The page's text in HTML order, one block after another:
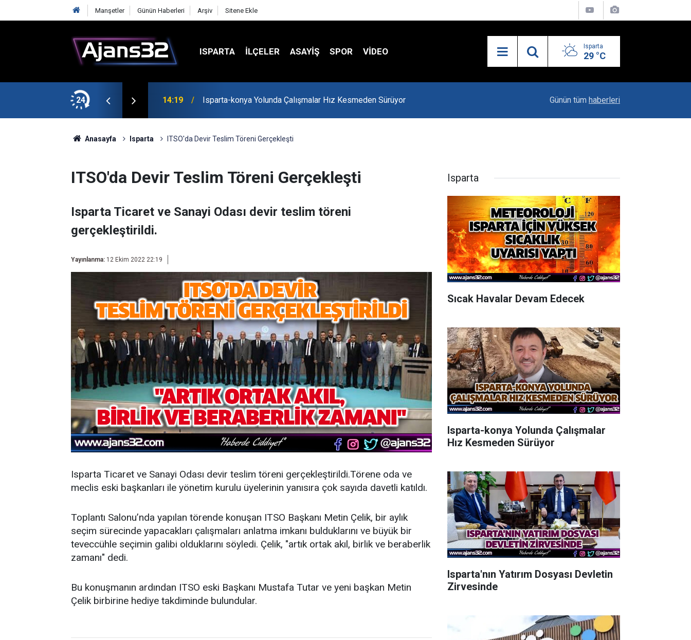
Manşetler Günün Haberleri Arşiv Sitene Ekle
ISPARTA İLÇELER ASAYİŞ SPOR VIDEO Isparta
29 °C
24 14:19 Isparta-konya Yolunda Çalışmalar Hız Kesmeden Sürüyor Isparta'nın Yatırım Dosyası Devletin Zirvesinde
Günün tüm haberleri
Anasayfa Isparta ITSO'da Devir Teslim Töreni Gerçekleşti
ITSO'da Devir Teslim Töreni Gerçekleşti
Isparta Ticaret ve Sanayi Odası devir teslim töreni
gerçekleştirildi.
Yayınlanma: 12 Ekim 2022 22:19
Isparta Ticaret ve Sanayi Odası devir teslim töreni gerçekleştirildi.Törene oda ve
meclis eski başkanları ile yönetim kurulu üyelerinin yanısıra çok sayıda davetli katıldı.
Toplantı Salonu’nda yapılan törende konuşan ITSO Başkanı Metin Çelik, bir aylık
seçim sürecinde yapacakları çalışmaları anlatma imkanı bulduklarını ve büyük bir
teveccühle seçimin galibi olduklarını söyledi. Çelik, "artık ortak akıl, birlik ve beraberlik
zamanı" dedi.
Bu konuşmanın ardından ITSO eski Başkanı Mustafa Tutar ve yeni başkan Metin
Çelik birbirine hediye takdiminde bulundular.
Isparta
Sıcak Havalar Devam Edecek
Isparta-konya Yolunda Çalışmalar
Hız Kesmeden Sürüyor
Isparta'nın Yatırım Dosyası Devletin
Zirvesinde